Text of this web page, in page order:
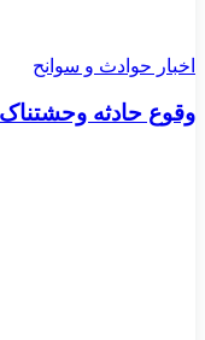
اخبار حوادث و سوانح
وقوع حادثه